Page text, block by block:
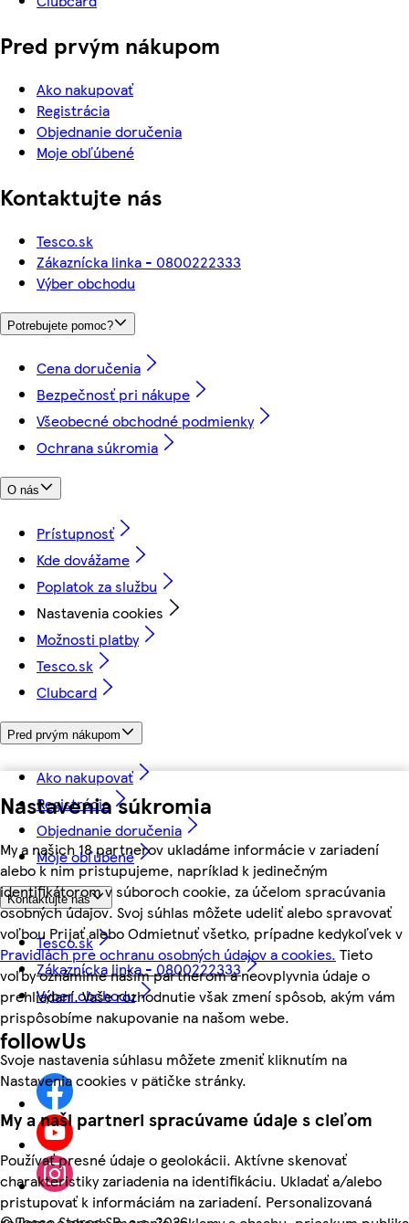
Nastavenia súkromia
My a našich 18 partnerov ukladáme informácie v zariadení
alebo k nim pristupujeme, napríklad k jedinečným
identifikátorom v súboroch cookie, za účelom spracúvania
osobných údajov. Svoj súhlas môžete udeliť alebo spravovať
voľbou Prijať alebo Odmietnuť všetko, prípadne kedykoľvek v
Pravidlách pre ochranu osobných údajov a cookies. Tieto
voľby oznámime našim partnerom a neovplyvnia údaje o
prehliadaní. Vaše rozhodnutie však zmení spôsob, akým vám
prispôsobíme nakupovanie na našom webe.
Svoje nastavenia súhlasu môžete zmeniť kliknutím na
Nastavenia cookies v pätičke stránky.
My a naši partneri spracúvame údaje s cieľom
Používať presné údaje o geolokácii. Aktívne skenovať
charakteristiky zariadenia na identifikáciu. Ukladať a/alebo
pristupovať k informáciám na zariadení. Personalizovaná
Pred prvým nákupom
Ako nakupovať
Registrácia
Objednanie doručenia
Moje obľúbené
Kontaktujte nás
Tesco.sk
Zákaznícka linka - 0800222333
Výber obchodu
Potrebujete pomoc?
Cena doručenia
Bezpečnosť pri nákupe
Všeobecné obchodné podmienky
Ochrana súkromia
O nás
Prístupnosť
Kde dovážame
Poplatok za službu
Nastavenia cookies
Možnosti platby
Tesco.sk
Clubcard
Pred prvým nákupom
Ako nakupovať
Registrácia
Objednanie doručenia
Moje obľúbené
Kontaktujte nás
Tesco.sk
Zákaznícka linka - 0800222333
Výber obchodu
followUs